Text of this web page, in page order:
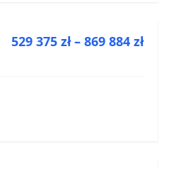
529 375 zł – 869 884 zł